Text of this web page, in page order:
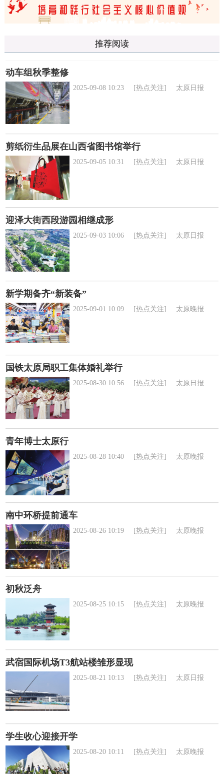
推荐阅读
动车组秋季整修
2025-09-08 10:23 [热点关注] 太原日报
剪纸衍生品展在山西省图书馆举行
2025-09-05 10:31 [热点关注] 太原日报
迎泽大街西段游园相继成形
2025-09-03 10:06 [热点关注] 太原日报
新学期备齐“新装备”
2025-09-01 10:09 [热点关注] 太原晚报
国铁太原局职工集体婚礼举行
2025-08-30 10:56 [热点关注] 太原日报
青年博士太原行
2025-08-28 10:40 [热点关注] 太原晚报
南中环桥提前通车
2025-08-26 10:19 [热点关注] 太原晚报
初秋泛舟
2025-08-25 10:15 [热点关注] 太原晚报
武宿国际机场T3航站楼雏形显现
2025-08-21 10:13 [热点关注] 太原日报
学生收心迎接开学
2025-08-20 10:11 [热点关注] 太原晚报